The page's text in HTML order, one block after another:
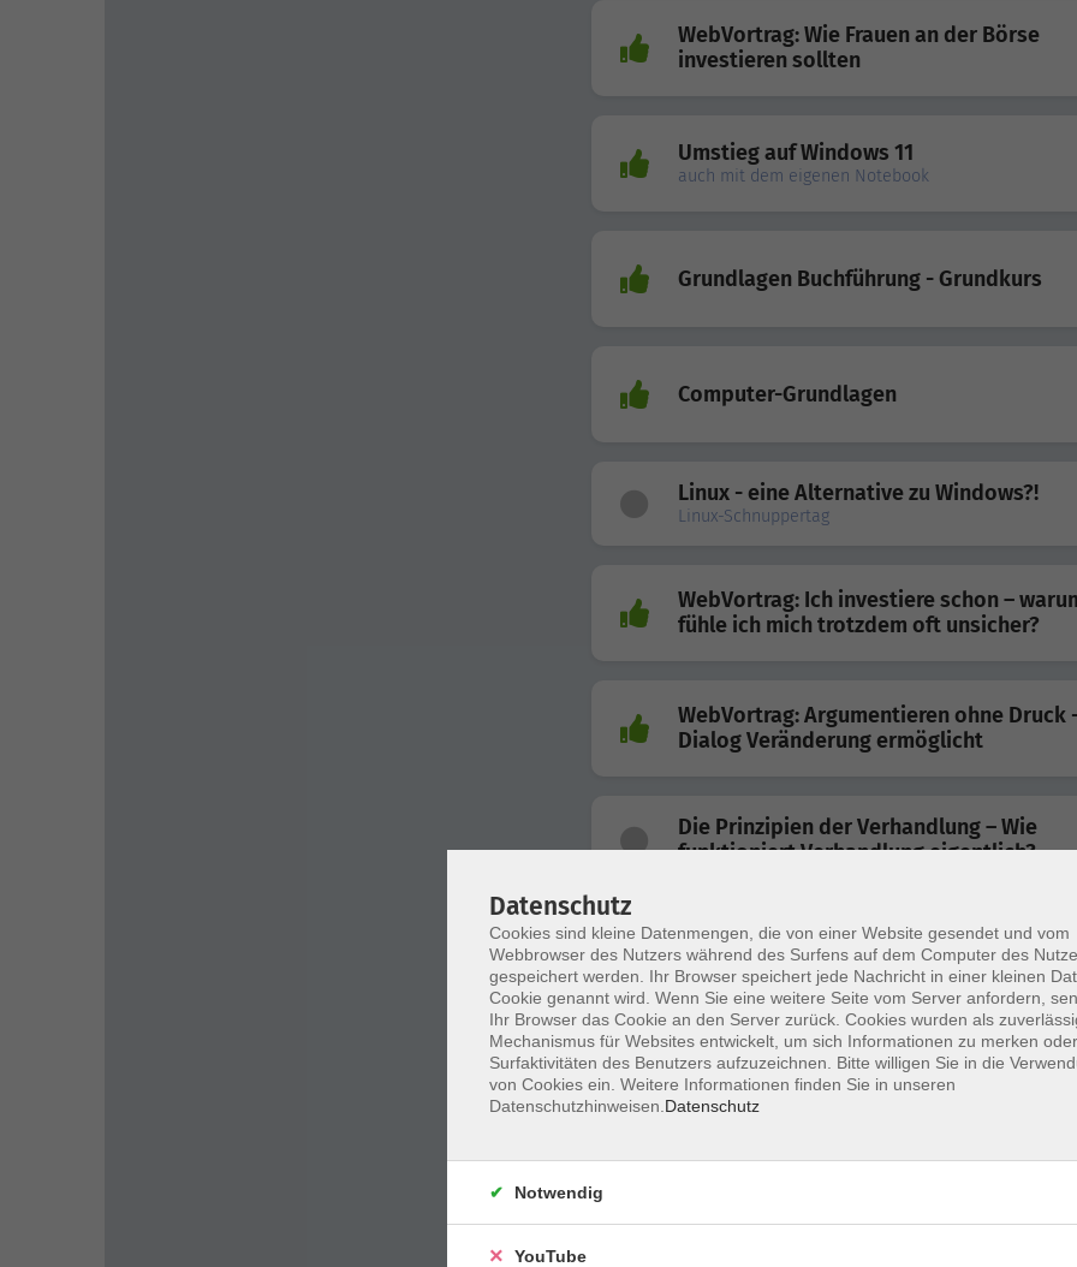
WebVortrag: Wie Frauen an der Börse
investieren sollten
Umstieg auf Windows 11
auch mit dem eigenen Notebook
Grundlagen Buchführung - Grundkurs
Computer-Grundlagen
Linux - eine Alternative zu Windows?!
Linux-Schnuppertag
WebVortrag: Ich investiere schon –
fühle ich mich trotzdem oft unsicher?
WebVortrag: Argumentieren ohne Druck
Dialog Veränderung ermöglicht
Die Prinzipien der Verhandlung – Wie
funktioniert Verhandlung eigentlich?
Excel 2024 für Einsteigerinnen und
Small Talk leicht gemacht - Gespräche
entspannt beginnen und sicher führen
Keine Angst vor KI – So nutzen Sie
Datenschutz
Cookies sind kleine Datenmengen, die von einer Website gesendet und vom
Webbrowser des Nutzers während des Surfens auf dem Computer des
gespeichert werden. Ihr Browser speichert jede Nachricht in einer kleinen
Cookie genannt wird. Wenn Sie eine weitere Seite vom Server anfordern,
Ihr Browser das Cookie an den Server zurück. Cookies wurden als
Mechanismus für Websites entwickelt, um sich Informationen zu merken
Surfaktivitäten des Benutzers aufzuzeichnen. Bitte willigen Sie in die
von Cookies ein. Weitere Informationen finden Sie in unseren
Datenschutzhinweisen. Datenschutz
Notwendig
YouTube